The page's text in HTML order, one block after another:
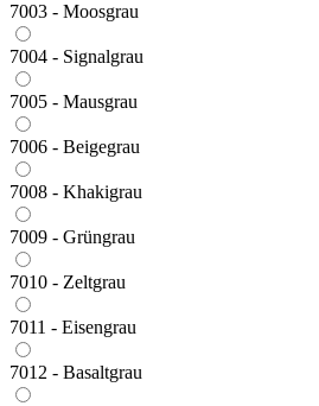
7003 - Moosgrau
7004 - Signalgrau
7005 - Mausgrau
7006 - Beigegrau
7008 - Khakigrau
7009 - Grüngrau
7010 - Zeltgrau
7011 - Eisengrau
7012 - Basaltgrau